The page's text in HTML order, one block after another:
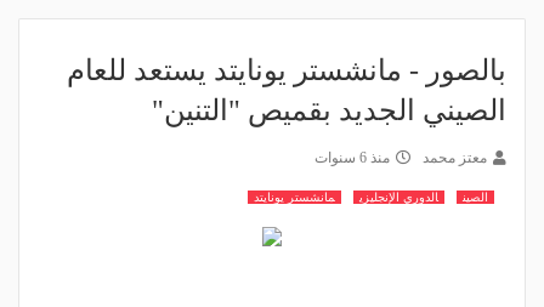
بالصور - مانشستر يونايتد يستعد للعام
الصيني الجديد بقميص "التنين"
معتز محمد منذ 6 سنوات
الصين الدوري الإنجليزي مانشستر يونايتد